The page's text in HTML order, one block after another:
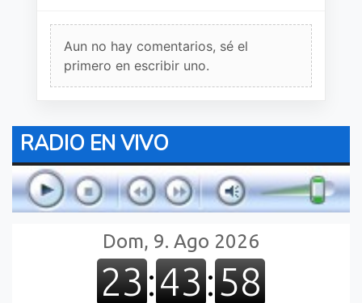
Aun no hay comentarios, sé el
primero en escribir uno.
RADIO EN VIVO